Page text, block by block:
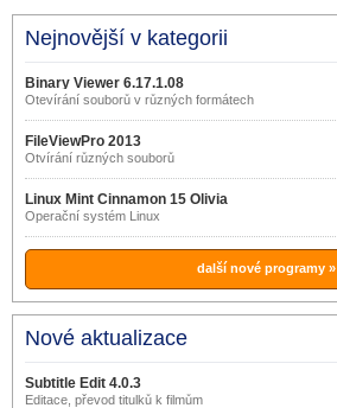
Nejnovější v kategorii
Binary Viewer 6.17.1.08
Otevírání souborů v různých formátech
FileViewPro 2013
Otvírání různých souborů
Linux Mint Cinnamon 15 Olivia
Operační systém Linux
další nové programy »
Nové aktualizace
Subtitle Edit 4.0.3
Editace, převod titulků k filmům